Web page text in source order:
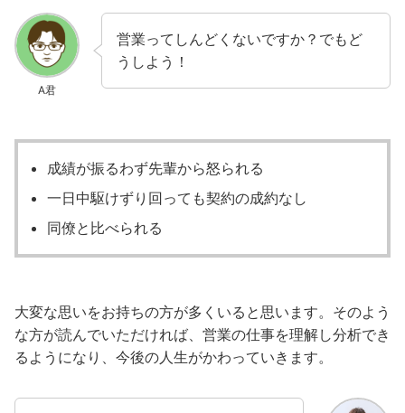
A君
営業ってしんどくないですか？でもど
うしよう！
成績が振るわず先輩から怒られる
一日中駆けずり回っても契約の成約なし
同僚と比べられる
大変な思いをお持ちの方が多くいると思います。そのよう
な方が読んでいただければ、営業の仕事を理解し分析でき
るようになり、今後の人生がかわっていきます。